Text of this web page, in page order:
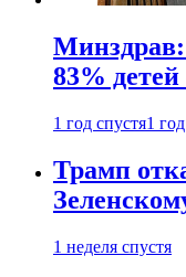
Минздрав:
83%
1 год спустя1
Трамп
1 неделя спустя